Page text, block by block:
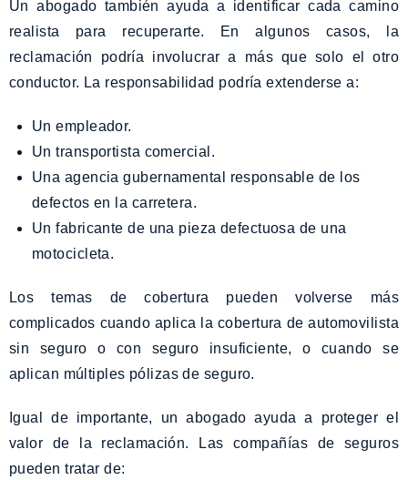
Un abogado también ayuda a identificar cada camino
realista para recuperarte. En algunos casos, la
reclamación podría involucrar a más que solo el otro
conductor. La responsabilidad podría extenderse a:
Un empleador.
Un transportista comercial.
Una agencia gubernamental responsable de los
defectos en la carretera.
Un fabricante de una pieza defectuosa de una
motocicleta.
Los temas de cobertura pueden volverse más
complicados cuando aplica la cobertura de automovilista
sin seguro o con seguro insuficiente, o cuando se
aplican múltiples pólizas de seguro.
Igual de importante, un abogado ayuda a proteger el
valor de la reclamación. Las compañías de seguros
pueden tratar de: